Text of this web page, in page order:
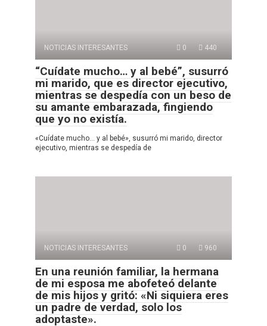
NOTICIAS INTERESANTES 0 440
“Cuídate mucho… y al bebé”, susurró
mi marido, que es director ejecutivo,
mientras se despedía con un beso de
su amante embarazada, fingiendo
que yo no existía.
«Cuídate mucho… y al bebé», susurró mi marido, director
ejecutivo, mientras se despedía de
NOTICIAS INTERESANTES 0 960
En una reunión familiar, la hermana
de mi esposa me abofeteó delante
de mis hijos y gritó: «Ni siquiera eres
un padre de verdad, solo los
adoptaste».